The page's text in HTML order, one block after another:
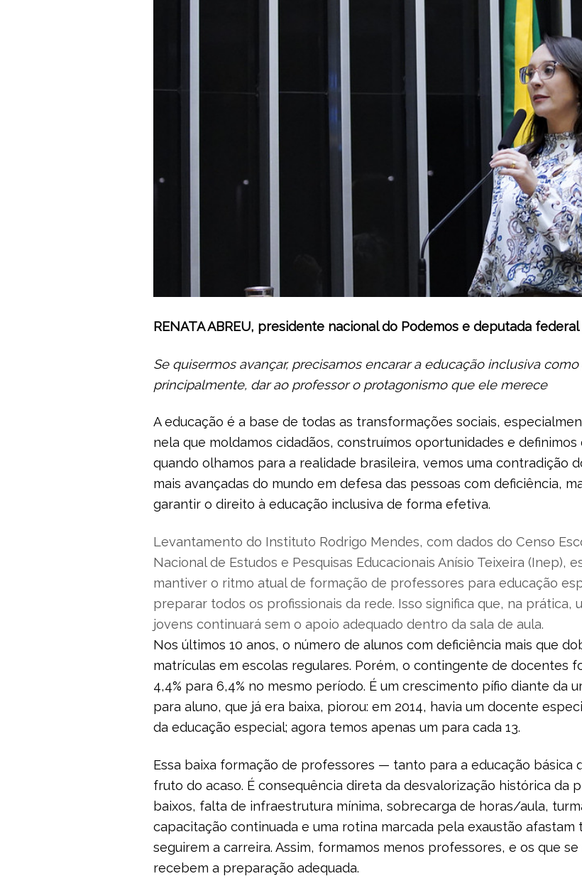
RENATA ABREU, presidente nacional do Podemos e deputada
Se quisermos avançar, precisamos encarar a educação inclusiva
principalmente, dar ao professor o protagonismo que ele merece
A educação é a base de todas as transformações sociais,
nela que moldamos cidadãos, construímos oportunidades e
quando olhamos para a realidade brasileira, vemos uma contradição
mais avançadas do mundo em defesa das pessoas com deficiência,
garantir o direito à educação inclusiva de forma efetiva.
Levantamento do Instituto Rodrigo Mendes, com dados do Censo
Nacional de Estudos e Pesquisas Educacionais Anísio Teixeira (Inep),
mantiver o ritmo atual de formação de professores para educação
preparar todos os profissionais da rede. Isso significa que, na prática,
jovens continuará sem o apoio adequado dentro da sala de aula.
Nos últimos 10 anos, o número de alunos com deficiência mais que
matrículas em escolas regulares. Porém, o contingente de docentes
4,4% para 6,4% no mesmo período. É um crescimento pífio diante da
para aluno, que já era baixa, piorou: em 2014, havia um docente
da educação especial; agora temos apenas um para cada 13.
Essa baixa formação de professores — tanto para a educação básica
fruto do acaso. É consequência direta da desvalorização histórica da
baixos, falta de infraestrutura mínima, sobrecarga de horas/aula,
capacitação continuada e uma rotina marcada pela exaustão
seguirem a carreira. Assim, formamos menos professores, e os que
recebem a preparação adequada.